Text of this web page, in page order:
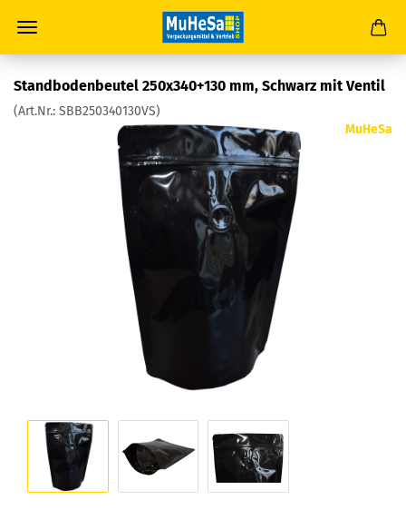
Stand­bo­den­beu­tel 250x340+130 mm, Schwarz mit Ven­til
(Art.Nr.: SBB250340130VS)
MuHeSa